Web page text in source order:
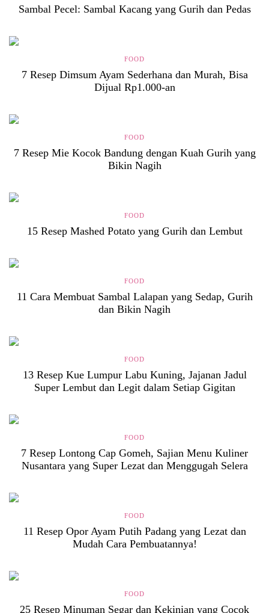
Sambal Pecel: Sambal Kacang yang Gurih dan Pedas
FOOD
7 Resep Dimsum Ayam Sederhana dan Murah, Bisa
Dijual Rp1.000-an
FOOD
7 Resep Mie Kocok Bandung dengan Kuah Gurih yang
Bikin Nagih
FOOD
15 Resep Mashed Potato yang Gurih dan Lembut
FOOD
11 Cara Membuat Sambal Lalapan yang Sedap, Gurih
dan Bikin Nagih
FOOD
13 Resep Kue Lumpur Labu Kuning, Jajanan Jadul
Super Lembut dan Legit dalam Setiap Gigitan
FOOD
7 Resep Lontong Cap Gomeh, Sajian Menu Kuliner
Nusantara yang Super Lezat dan Menggugah Selera
FOOD
11 Resep Opor Ayam Putih Padang yang Lezat dan
Mudah Cara Pembuatannya!
FOOD
25 Resep Minuman Segar dan Kekinian yang Cocok